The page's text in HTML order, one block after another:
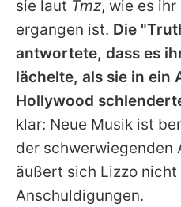
sie laut Tmz, wie es
ergangen ist. Die
antwortete, dass es
lächelte, als sie in ein
Hollywood
klar: Neue Musik ist
der schwerwiegenden
äußert sich Lizzo nicht
Anschuldigungen.